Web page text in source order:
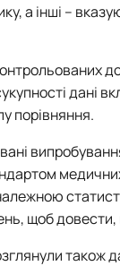
а інші –
дані
порівняння.
щоб
також